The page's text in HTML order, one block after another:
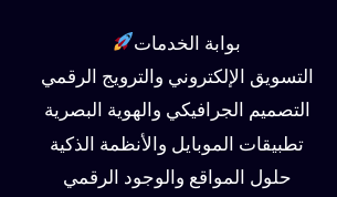
بوابة الخدمات
التسويق الإلكتروني والترويج الرقمي
التصميم الجرافيكي والهوية البصرية
تطبيقات الموبايل والأنظمة الذكية
حلول المواقع والوجود الرقمي